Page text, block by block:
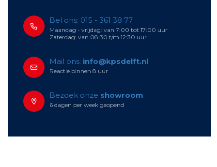
Bel ons: 015 - 361 38 77
Maandag - vrijdag: van 7:00 tot 17:00 uur
Zaterdag: van 08:30 t/m 12:30 uur
Mail ons: info@kpsdelft.nl
Reactie binnen 8 uur
Bezoek onze showroom
6 dagen per week geopend